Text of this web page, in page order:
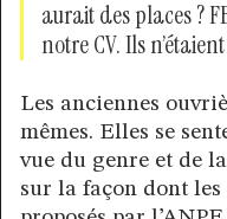
aurait des places ?
notre CV. Ils
Les anciennes
mêmes. Elles se
vue du genre et de
sur la façon dont les